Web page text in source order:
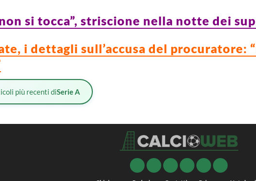
non si tocca”, striscione nella notte dei
i dettagli sull’accusa del procuratore:
più recenti diSerie A